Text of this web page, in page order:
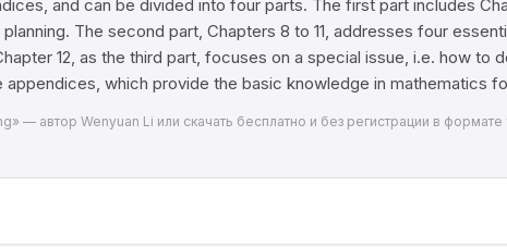
and can be divided into four parts. The first part includes
The second part, Chapters 8 to 11, addresses four
12, as the third part, focuses on a special issue, i.e. how to
which provide the basic knowledge in mathematics
— автор Wenyuan Li или скачать бесплатно и без регистрации в